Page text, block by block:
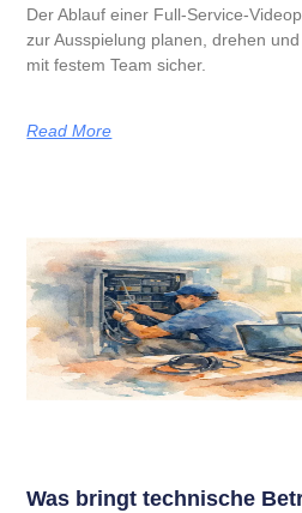
Der Ablauf einer Full-Service-
zur Ausspielung planen, drehen
mit festem Team sicher.
Read More
Was bringt technische